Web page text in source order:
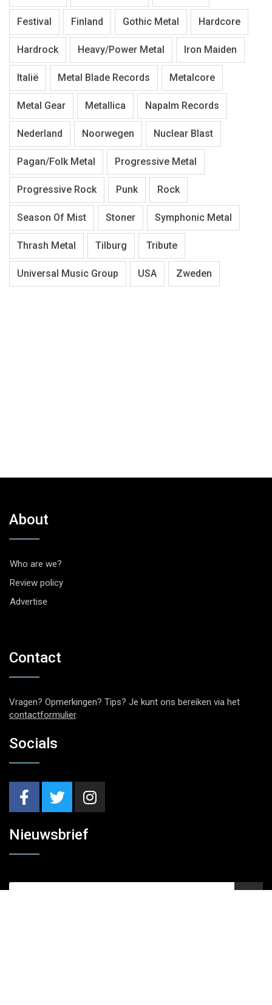
Festival Finland Gothic Metal Hardcore
Hardrock Heavy/Power Metal Iron Maiden
Italië Metal Blade Records Metalcore
Metal Gear Metallica Napalm Records
Nederland Noorwegen Nuclear Blast
Pagan/Folk Metal Progressive Metal
Progressive Rock Punk Rock
Season Of Mist Stoner Symphonic Metal
Thrash Metal Tilburg Tribute
Universal Music Group USA Zweden
About
Who are we?
Review policy
Advertise
Contact
Vragen? Opmerkingen? Tips? Je kunt ons bereiken via het
contactformulier.
Socials
Nieuwsbrief